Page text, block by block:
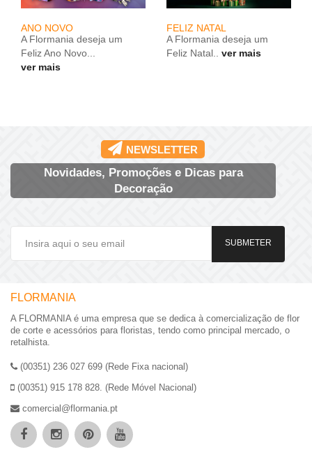
FELIZ NATAL
A Flormania deseja um
Feliz Natal..ver mais
DEMONSTRAÇÃO FLORAL
- NATAL 2025
Irá decorrer no próximo dia
NEWSLETTER
Novidades, Promoções e Dicas para
Decoração
SUBMETER
FLORMANIA
A FLORMANIA é uma empresa que se dedica à comercialização de flor
de corte e acessórios para floristas, tendo como principal mercado, o
retalhista.
(00351) 236 027 699 (Rede Fixa nacional)
(00351) 915 178 828. (Rede Móvel Nacional)
comercial@flormania.pt